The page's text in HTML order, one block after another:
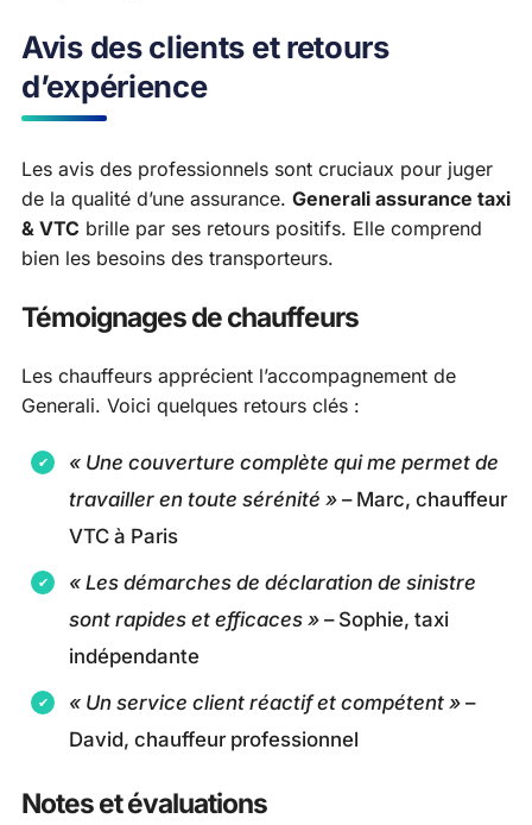
Avis des clients et retours
d’expérience
Les avis des professionnels sont cruciaux pour juger
de la qualité d’une assurance. Generali assurance taxi
& VTC brille par ses retours positifs. Elle comprend
bien les besoins des transporteurs.
Témoignages de chauffeurs
Les chauffeurs apprécient l’accompagnement de
Generali. Voici quelques retours clés :
« Une couverture complète qui me permet de
travailler en toute sérénité » – Marc, chauffeur
VTC à Paris
« Les démarches de déclaration de sinistre
sont rapides et efficaces » – Sophie, taxi
indépendante
« Un service client réactif et compétent » –
David, chauffeur professionnel
Notes et évaluations